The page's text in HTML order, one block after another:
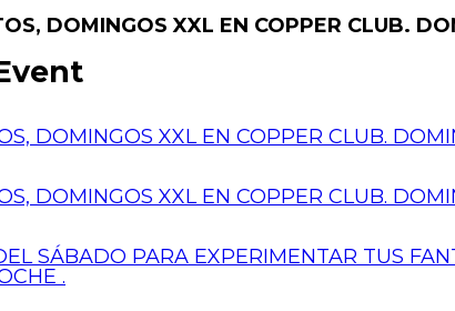
DOMINGOS XXL EN COPPER CLUB.
DOMINGOS XXL EN COPPER CLUB.
DOMINGOS XXL EN COPPER CLUB.
SÁBADO PARA EXPERIMENTAR TUS
.